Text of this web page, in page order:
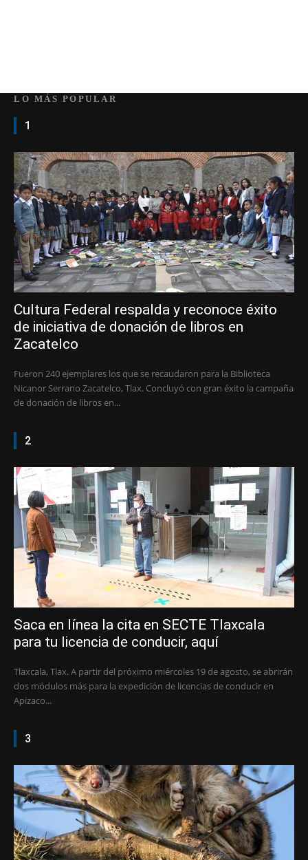
LO MÁS POPULAR
1
Cultura Federal respalda y reconoce éxito
de iniciativa de donación de libros en
Zacatelco
Fueron 240 ejemplares los que se recaudaron para la Biblioteca
Nicanor Serrano Zacatelco, Tlax. Concluyó con gran éxito la campaña
de donación de libros en...
2
Saca en línea la cita en SECTE Tlaxcala
para tu licencia de conducir, aquí
Tlaxcala, Tlax. A partir del próximo miércoles 19 de agosto, se abrirán
dos módulos más para la expedición de licencias de conducir en
Apizaco...
3